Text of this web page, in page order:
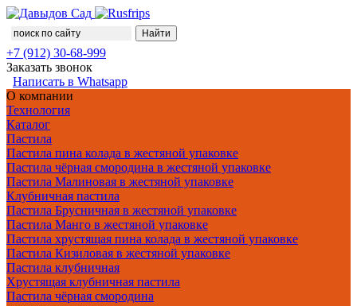
+7 (912) 30-68-999
Заказать звонок
Написать в Whatsapp
О компании
Технология
Каталог
Пастила
Пастила пина колада в жестяной упаковке
Пастила чёрная смородина в жестяной упаковке
Пастила Малиновая в жестяной упаковке
Клубничная пастила
Пастила Брусничная в жестяной упаковке
Пастила Манго в жестяной упаковке
Пастила хрустящая пина колада в жестяной упаковке
Пастила Кизиловая в жестяной упаковке
Пастила клубничная
Хрустящая клубничная пастила
Пастила чёрная смородина